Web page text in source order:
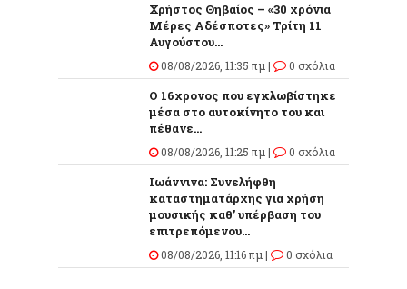
Χρήστος Θηβαίος – «30 χρόνια
Μέρες Αδέσποτες» Τρίτη 11
Αυγούστου...
08/08/2026, 11:35 πμ | 0 σχόλια
O 16χρονος που εγκλωβίστηκε
μέσα στο αυτοκίνητο του και
πέθανε...
08/08/2026, 11:25 πμ | 0 σχόλια
Ιωάννινα: Συνελήφθη
καταστηματάρχης για χρήση
μουσικής καθ’ υπέρβαση του
επιτρεπόμενου...
08/08/2026, 11:16 πμ | 0 σχόλια